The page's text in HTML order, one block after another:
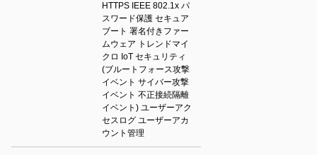
HTTPS IEEE 802.1x パ
スワード保護 セキュア
ブート 署名付きファー
ムウェア トレンドマイ
クロ IoT セキュリティ
(ブルートフォース攻撃
イベント サイバー攻撃
イベント 不正接続隔離
イベント) ユーザーアク
セスログ ユーザーアカ
ウント管理